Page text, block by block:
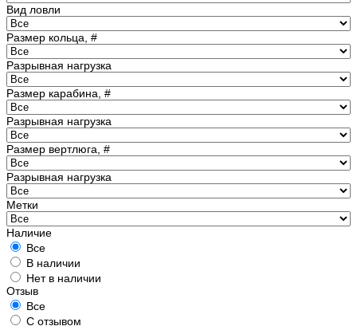
Вид ловли
Размер кольца, #
Разрывная нагрузка
Размер карабина, #
Разрывная нагрузка
Размер вертлюга, #
Разрывная нагрузка
Метки
Наличие
Все
В наличии
Нет в наличии
Отзыв
Все
С отзывом